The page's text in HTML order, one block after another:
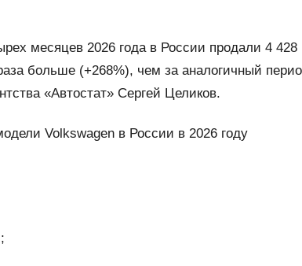
месяцев 2026 года в России продали 4
больше (+268%), чем за аналогичный
«Автостат» Сергей Целиков.
Volkswagen в России в 2026 году